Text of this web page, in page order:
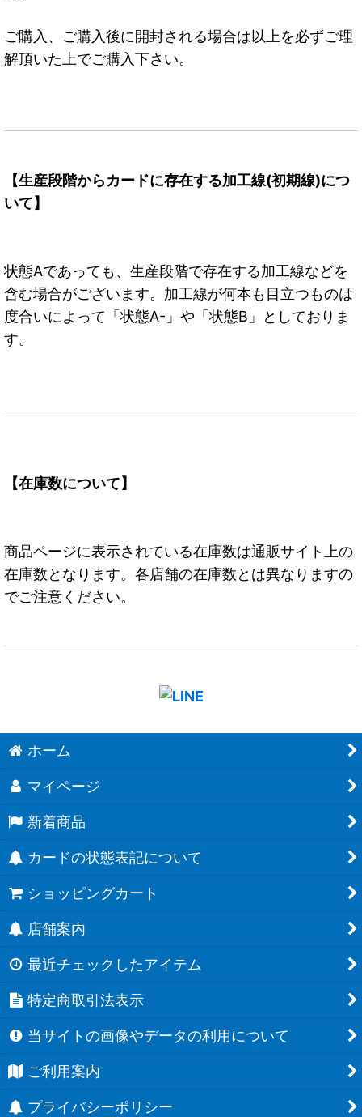
ご購入、ご購入後に開封される場合は以上を必ずご理
解頂いた上でご購入下さい。
【生産段階からカードに存在する加工線(初期線)につ
いて】
状態Aであっても、生産段階で存在する加工線などを
含む場合がございます。加工線が何本も目立つものは
度合いによって「状態A-」や「状態B」としておりま
す。
【在庫数について】
商品ページに表示されている在庫数は通販サイト上の
在庫数となります。各店舗の在庫数とは異なりますの
でご注意ください。
ホーム
マイページ
新着商品
カードの状態表記について
ショッピングカート
店舗案内
最近チェックしたアイテム
特定商取引法表示
当サイトの画像やデータの利用について
ご利用案内
プライバシーポリシー